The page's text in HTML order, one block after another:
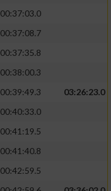
00:37:03.0
00:37:08.7
00:37:35.8
00:38:00.3
00:39:49.3
03:26:23.0
00:40:33.0
00:41:19.5
00:41:40.8
00:42:59.5